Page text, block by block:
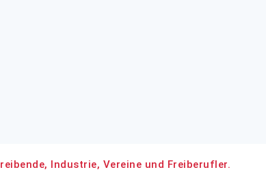
Industrie, Vereine und Freiberufler.